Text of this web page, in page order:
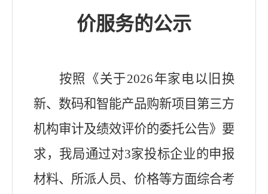
价服务的公示
按照《关于2026年家电以旧换
新、数码和智能产品购新项目第三方
机构审计及绩效评价的委托公告》要
求，我局通过对3家投标企业的申报
材料、所派人员、价格等方面综合考